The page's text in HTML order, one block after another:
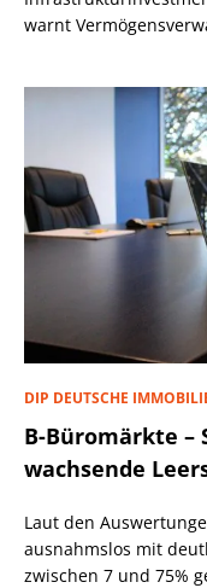
warnt
DIP DEUTSCHE
B-Büromärkte –
wachsende
Laut den
ausnahmslos mit
zwischen 7 und 75%